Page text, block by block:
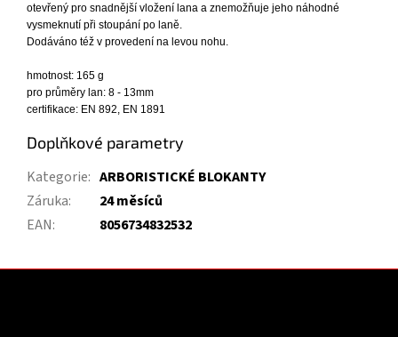
otevřený pro snadnější vložení lana a znemožňuje jeho náhodné
vysmeknutí při stoupání po laně.
Dodáváno též v provedení na levou nohu.
hmotnost: 165 g
pro průměry lan: 8 - 13mm
certifikace: EN 892, EN 1891
Doplňkové parametry
Kategorie: ARBORISTICKÉ BLOKANTY
Záruka:
24 měsíců
EAN: 8056734832532